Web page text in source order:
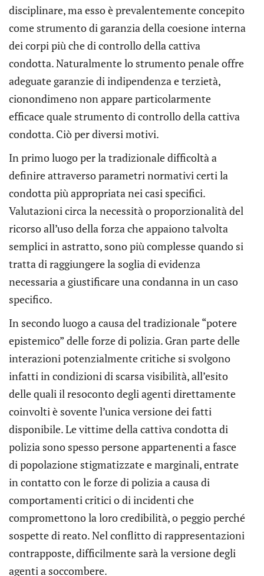
disciplinare, ma esso è prevalentemente concepito
come strumento di garanzia della coesione interna
dei corpi più che di controllo della cattiva
condotta. Naturalmente lo strumento penale offre
adeguate garanzie di indipendenza e terzietà,
cionondimeno non appare particolarmente
efficace quale strumento di controllo della cattiva
condotta. Ciò per diversi motivi.
In primo luogo per la tradizionale difficoltà a
definire attraverso parametri normativi certi la
condotta più appropriata nei casi specifici.
Valutazioni circa la necessità o proporzionalità del
ricorso all’uso della forza che appaiono talvolta
semplici in astratto, sono più complesse quando si
tratta di raggiungere la soglia di evidenza
necessaria a giustificare una condanna in un caso
specifico.
In secondo luogo a causa del tradizionale “potere
epistemico” delle forze di polizia. Gran parte delle
interazioni potenzialmente critiche si svolgono
infatti in condizioni di scarsa visibilità, all’esito
delle quali il resoconto degli agenti direttamente
coinvolti è sovente l’unica versione dei fatti
disponibile. Le vittime della cattiva condotta di
polizia sono spesso persone appartenenti a fasce
di popolazione stigmatizzate e marginali, entrate
in contatto con le forze di polizia a causa di
comportamenti critici o di incidenti che
compromettono la loro credibilità, o peggio perché
sospette di reato. Nel conflitto di rappresentazioni
contrapposte, difficilmente sarà la versione degli
agenti a soccombere.